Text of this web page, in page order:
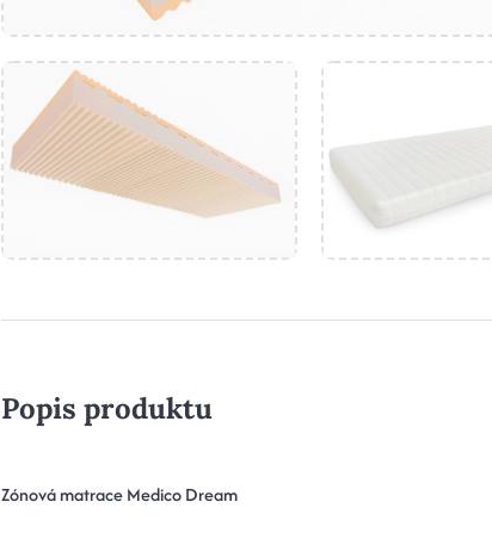
Popis produktu
Zónová matrace Medico Dream